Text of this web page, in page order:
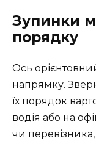
Зупинки
порядку
Ось
напрямку.
їх порядок
водія або на
чи